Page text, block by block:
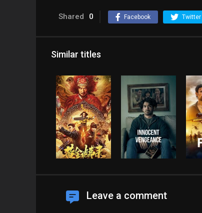
Shared 0 Facebook Twitter
Similar titles
Leave a comment